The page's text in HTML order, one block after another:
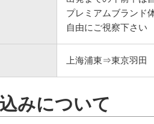
プレミアムブランド
自由にご視察下さい
上海浦東⇒東京羽田
みについて